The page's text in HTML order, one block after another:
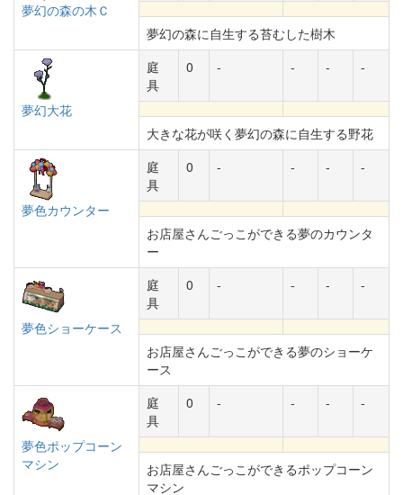
夢幻の森の木Ｃ
夢幻の森に自生する苔むした樹木
夢幻大花
庭
具
0 - - - -
大きな花が咲く夢幻の森に自生する野花
夢色カウンター
庭
具
0 - - - -
お店屋さんごっこができる夢のカウンタ
ー
夢色ショーケース
庭
具
0 - - - -
お店屋さんごっこができる夢のショーケ
ース
夢色ポップコーン
マシン
庭
具
0 - - - -
お店屋さんごっこができるポップコーン
マシン